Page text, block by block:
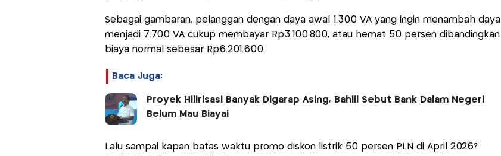
Sebagai gambaran, pelanggan dengan daya awal 1.300 VA yang ingin menambah daya
menjadi 7.700 VA cukup membayar Rp3.100.800, atau hemat 50 persen dibandingkan
biaya normal sebesar Rp6.201.600.
Baca Juga:
Proyek Hilirisasi Banyak Digarap Asing, Bahlil Sebut Bank Dalam Negeri
Belum Mau Biayai
Lalu sampai kapan batas waktu promo diskon listrik 50 persen PLN di April 2026?